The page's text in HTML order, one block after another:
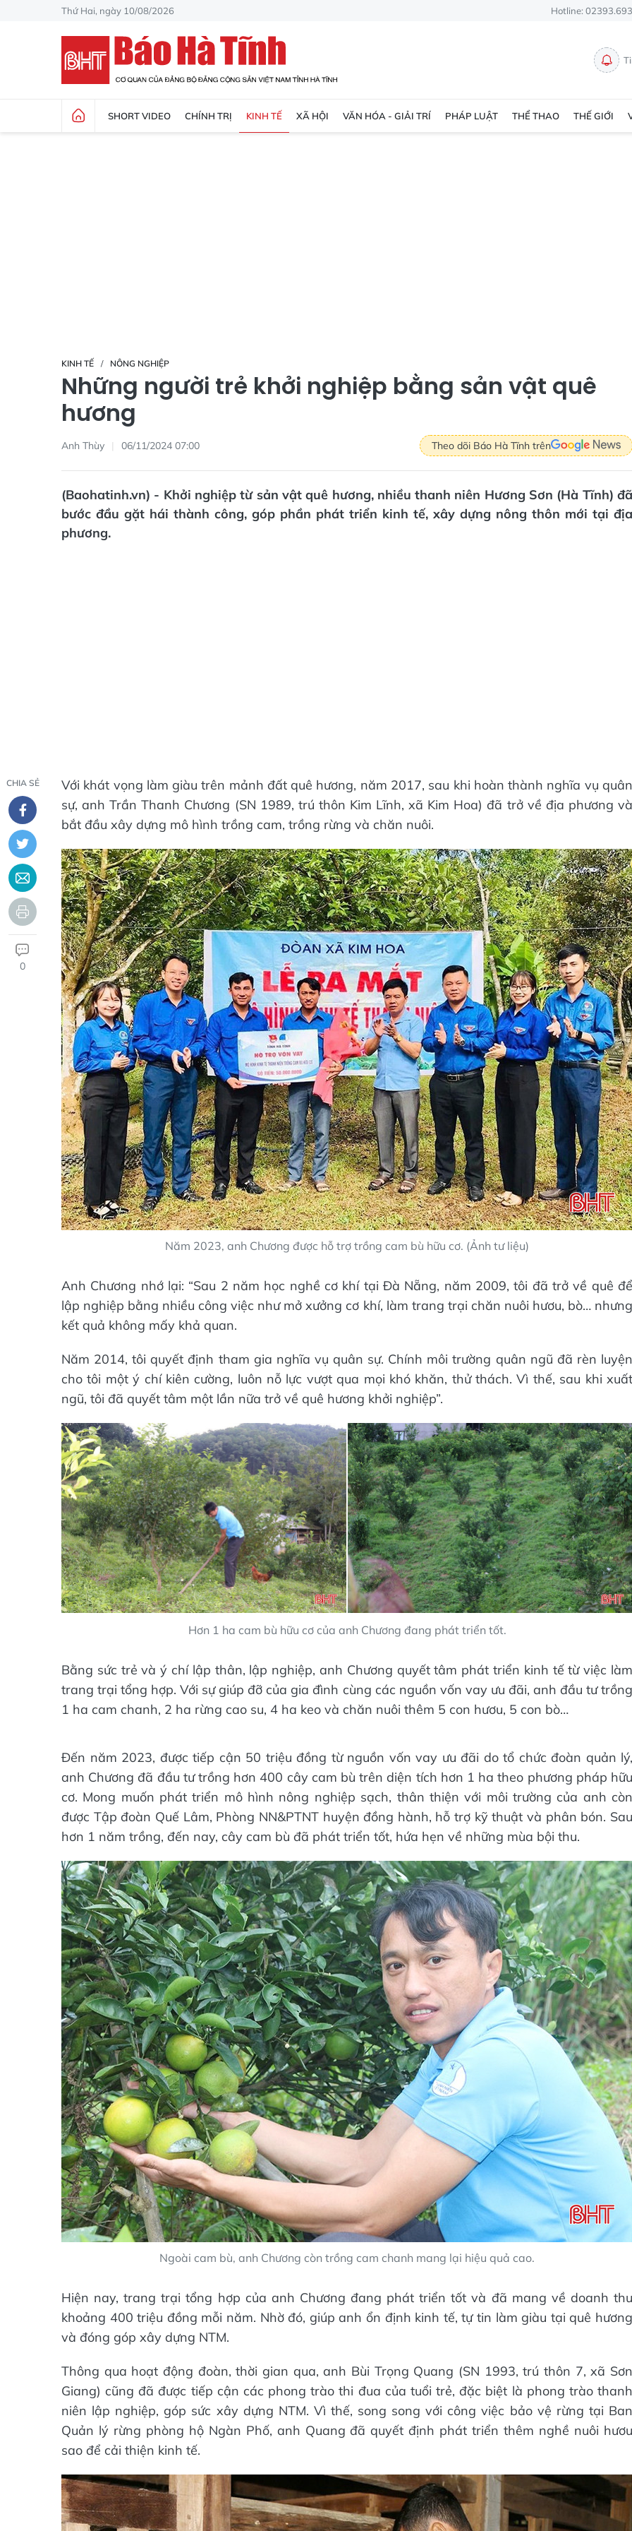
Thứ Hai, ngày 10/08/2026 Hotline:
SHORT VIDEO CHÍNH TRỊ KINH TẾ XÃ HỘI VĂN HÓA - GIẢI TRÍ PHÁP LUẬT THỂ THAO THẾ GIỚI
KINH TẾ NÔNG NGHIỆP
Những người trẻ khởi nghiệp bằng sản vật quê
hương
Anh Thùy 06/11/2024 07:00 Theo dõi Báo Hà Tĩnh trên
(Baohatinh.vn) - Khởi nghiệp từ sản vật quê hương, nhiều thanh niên Hương Sơn (Hà Tĩnh) đã
bước đầu gặt hái thành công, góp phần phát triển kinh tế, xây dựng nông thôn mới tại địa
phương.
CHIA SẺ
0
Với khát vọng làm giàu trên mảnh đất quê hương, năm 2017, sau khi hoàn thành nghĩa vụ quân
sự, anh Trần Thanh Chương (SN 1989, trú thôn Kim Lĩnh, xã Kim Hoa) đã trở về địa phương và
bắt đầu xây dựng mô hình trồng cam, trồng rừng và chăn nuôi.
Năm 2023, anh Chương được hỗ trợ trồng cam bù hữu cơ. (Ảnh tư liệu)
Anh Chương nhớ lại: “Sau 2 năm học nghề cơ khí tại Đà Nẵng, năm 2009, tôi đã trở về quê để
lập nghiệp bằng nhiều công việc như mở xưởng cơ khí, làm trang trại chăn nuôi hươu, bò… nhưng
kết quả không mấy khả quan.
Năm 2014, tôi quyết định tham gia nghĩa vụ quân sự. Chính môi trường quân ngũ đã rèn luyện
cho tôi một ý chí kiên cường, luôn nỗ lực vượt qua mọi khó khăn, thử thách. Vì thế, sau khi xuất
ngũ, tôi đã quyết tâm một lần nữa trở về quê hương khởi nghiệp”.
Hơn 1 ha cam bù hữu cơ của anh Chương đang phát triển tốt.
Bằng sức trẻ và ý chí lập thân, lập nghiệp, anh Chương quyết tâm phát triển kinh tế từ việc làm
trang trại tổng hợp. Với sự giúp đỡ của gia đình cùng các nguồn vốn vay ưu đãi, anh đầu tư trồng
1 ha cam chanh, 2 ha rừng cao su, 4 ha keo và chăn nuôi thêm 5 con hươu, 5 con bò…
Đến năm 2023, được tiếp cận 50 triệu đồng từ nguồn vốn vay ưu đãi do tổ chức đoàn quản lý,
anh Chương đã đầu tư trồng hơn 400 cây cam bù trên diện tích hơn 1 ha theo phương pháp hữu
cơ. Mong muốn phát triển mô hình nông nghiệp sạch, thân thiện với môi trường của anh còn
được Tập đoàn Quế Lâm, Phòng NN&PTNT huyện đồng hành, hỗ trợ kỹ thuật và phân bón. Sau
hơn 1 năm trồng, đến nay, cây cam bù đã phát triển tốt, hứa hẹn về những mùa bội thu.
Ngoài cam bù, anh Chương còn trồng cam chanh mang lại hiệu quả cao.
Hiện nay, trang trại tổng hợp của anh Chương đang phát triển tốt và đã mang về doanh thu
khoảng 400 triệu đồng mỗi năm. Nhờ đó, giúp anh ổn định kinh tế, tự tin làm giàu tại quê hương
và đóng góp xây dựng NTM.
Thông qua hoạt động đoàn, thời gian qua, anh Bùi Trọng Quang (SN 1993, trú thôn 7, xã Sơn
Giang) cũng đã được tiếp cận các phong trào thi đua của tuổi trẻ, đặc biệt là phong trào thanh
niên lập nghiệp, góp sức xây dựng NTM. Vì thế, song song với công việc bảo vệ rừng tại Ban
Quản lý rừng phòng hộ Ngàn Phố, anh Quang đã quyết định phát triển thêm nghề nuôi hươu
sao để cải thiện kinh tế.